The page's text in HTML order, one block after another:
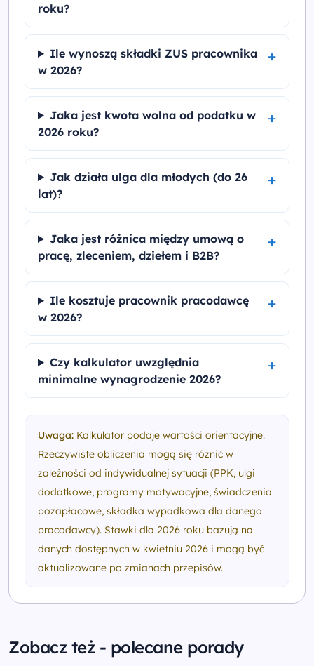
roku?
Ile wynoszą składki ZUS pracownika
w 2026?
Jaka jest kwota wolna od podatku w
2026 roku?
Jak działa ulga dla młodych (do 26
lat)?
Jaka jest różnica między umową o
pracę, zleceniem, dziełem i B2B?
Ile kosztuje pracownik pracodawcę
w 2026?
Czy kalkulator uwzględnia
minimalne wynagrodzenie 2026?
Uwaga: Kalkulator podaje wartości orientacyjne.
Rzeczywiste obliczenia mogą się różnić w
zależności od indywidualnej sytuacji (PPK, ulgi
dodatkowe, programy motywacyjne, świadczenia
pozapłacowe, składka wypadkowa dla danego
pracodawcy). Stawki dla 2026 roku bazują na
danych dostępnych w kwietniu 2026 i mogą być
aktualizowane po zmianach przepisów.
Zobacz też - polecane porady